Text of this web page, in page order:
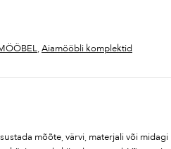
,Aiamööbli komplektid
mõõte, värvi, materjali või